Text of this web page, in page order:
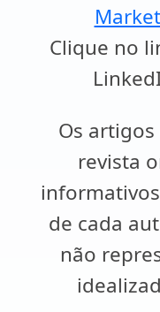
Clique no
Os
revista
de cada
não